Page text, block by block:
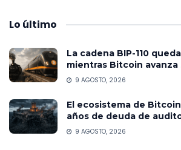
Lo último
La cadena BIP-110
mientras Bitcoin avanza
9 AGOSTO, 2026
El ecosistema de
años de deuda de
9 AGOSTO, 2026